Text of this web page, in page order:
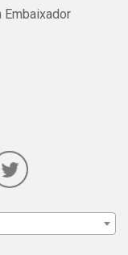
Embaixador